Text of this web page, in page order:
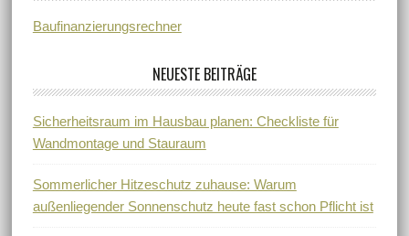
Baufinanzierungsrechner
NEUESTE BEITRÄGE
Sicherheitsraum im Hausbau planen: Checkliste für
Wandmontage und Stauraum
Sommerlicher Hitzeschutz zuhause: Warum
außenliegender Sonnenschutz heute fast schon Pflicht ist